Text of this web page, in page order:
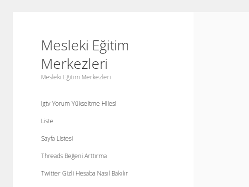
Mesleki Eğitim
Merkezleri
Mesleki Eğitim Merkezleri
Igtv Yorum Yükseltme Hilesi
Liste
Sayfa Listesi
Threads Beğeni Arttırma
Twitter Gizli Hesaba Nasıl Bakılır